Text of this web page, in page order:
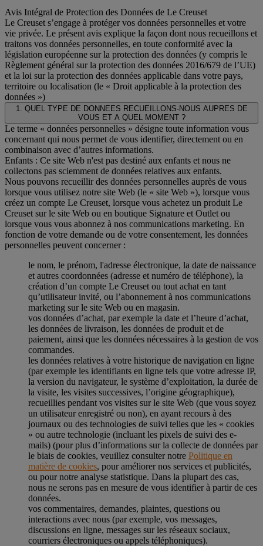
Avis Intégral de Protection des Données de Le Creuset
Le Creuset s’engage à protéger vos données personnelles et votre
vie privée. Le présent avis explique la façon dont nous recueillons et
traitons vos données personnelles, en toute conformité avec la
législation européenne sur la protection des données (y compris le
Règlement général sur la protection des données 2016/679 de l’UE)
et la loi sur la protection des données applicable dans votre pays,
territoire ou localisation (le « Droit applicable à la protection des
données »)
1. QUEL TYPE DE DONNEES RECUEILLONS-NOUS AUPRES DE
VOUS ET A QUEL MOMENT ?
Le terme « données personnelles » désigne toute information vous
concernant qui nous permet de vous identifier, directement ou en
combinaison avec d’autres informations.
Enfants : Ce site Web n'est pas destiné aux enfants et nous ne
collectons pas sciemment de données relatives aux enfants.
Nous pouvons recueillir des données personnelles auprès de vous
lorsque vous utilisez notre site Web (le « site Web »), lorsque vous
créez un compte Le Creuset, lorsque vous achetez un produit Le
Creuset sur le site Web ou en boutique Signature et Outlet ou
lorsque vous vous abonnez à nos communications marketing. En
fonction de votre demande ou de votre consentement, les données
personnelles peuvent concerner :
le nom, le prénom, l'adresse électronique, la date de naissance
et autres coordonnées (adresse et numéro de téléphone), la
création d’un compte Le Creuset ou tout achat en tant
qu’utilisateur invité, ou l’abonnement à nos communications
marketing sur le site Web ou en magasin.
vos données d’achat, par exemple la date et l’heure d’achat,
les données de livraison, les données de produit et de
paiement, ainsi que les données nécessaires à la gestion de vos
commandes.
les données relatives à votre historique de navigation en ligne
(par exemple les identifiants en ligne tels que votre adresse IP,
la version du navigateur, le système d’exploitation, la durée de
la visite, les visites successives, l’origine géographique),
recueillies pendant vos visites sur le site Web (que vous soyez
un utilisateur enregistré ou non), en ayant recours à des
journaux ou des technologies de suivi telles que les « cookies
» ou autre technologie (incluant les pixels de suivi des e-
mails) (pour plus d’informations sur la collecte de données par
le biais de cookies, veuillez consulter notre Politique en
matière de cookies, pour améliorer nos services et publicités,
ou pour notre analyse statistique. Dans la plupart des cas,
nous ne serons pas en mesure de vous identifier à partir de ces
données.
vos commentaires, demandes, plaintes, questions ou
interactions avec nous (par exemple, vos messages,
discussions en ligne, messages sur les réseaux sociaux,
courriers électroniques ou appels téléphoniques).